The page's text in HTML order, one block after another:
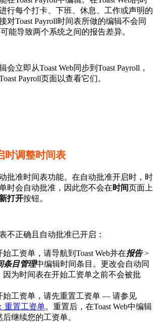
行每个打卡、下班、休息、工作或声明的
对Toast Payroll时间表所做的编辑不会同
能导致两个系统之间的报告差异。
会立即从Toast Web同步到Toast Payroll，
Payroll页面以查看它们。
时调整时间表
批准时间表功能。在自动批准开启时，时
时会自动批准，因此您不会在 时间页面上
打开按钮。
不正确且自动批准已开启：
工资单，请导航到Toast Web并在报告>
条目管理中编辑时间条目。更改会自动同
因为时间表在开始工资单之前不会被批
始工资单，请先重置工资单 — 请参见
重置工资单。重置后，在Toast Web中编辑
继续您的工资单。